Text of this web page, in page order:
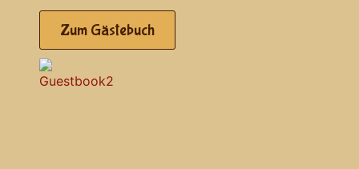
Zum Gästebuch